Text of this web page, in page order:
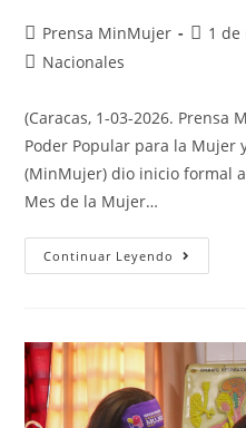
Prensa MinMujer
1 de
Nacionales
(Caracas, 1-03-2026. Prensa
Poder Popular para la Mujer
(MinMujer) dio inicio formal
Mes de la Mujer…
Continuar Leyendo